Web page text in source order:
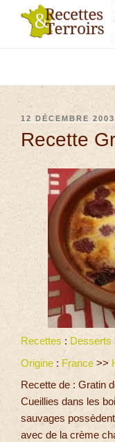
12 DÉCEMBRE 2003
Recette
Recettes : Desserts
Origine : France >>
Recette de : Gratin
Cueillies dans les
sauvages
avec de la crème